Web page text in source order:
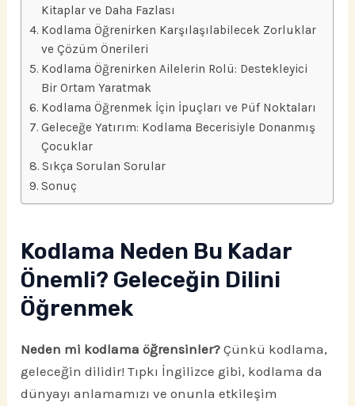
Kitaplar ve Daha Fazlası
Kodlama Öğrenirken Karşılaşılabilecek Zorluklar
ve Çözüm Önerileri
Kodlama Öğrenirken Ailelerin Rolü: Destekleyici
Bir Ortam Yaratmak
Kodlama Öğrenmek İçin İpuçları ve Püf Noktaları
Geleceğe Yatırım: Kodlama Becerisiyle Donanmış
Çocuklar
Sıkça Sorulan Sorular
Sonuç
Kodlama Neden Bu Kadar
Önemli? Geleceğin Dilini
Öğrenmek
Neden mi kodlama öğrensinler? Çünkü kodlama,
geleceğin dilidir! Tıpkı İngilizce gibi, kodlama da
dünyayı anlamamızı ve onunla etkileşim